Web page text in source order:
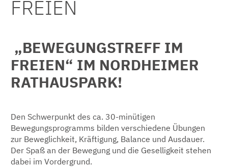
FREIEN
„BEWEGUNGSTREFF IM
FREIEN“ IM NORDHEIMER
RATHAUSPARK!
Den Schwerpunkt des ca. 30-minütigen
Bewegungsprogramms bilden verschiedene Übungen
zur Beweglichkeit, Kräftigung, Balance und Ausdauer.
Der Spaß an der Bewegung und die Geselligkeit stehen
dabei im Vordergrund.